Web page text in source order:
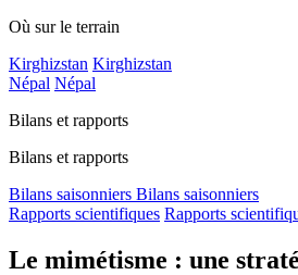
Où sur le terrain
Kirghizstan Kirghizstan
Népal Népal
Bilans et rapports
Bilans et rapports
Bilans saisonniers Bilans saisonniers
Rapports scientifiques Rapports
Le mimétisme : une